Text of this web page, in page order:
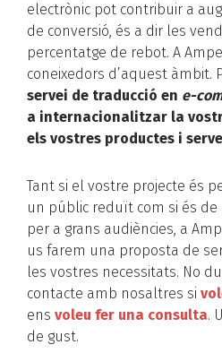
electrònic pot contribuir a
de conversió, és a dir les
percentatge de rebot. A
coneixedors d’aquest àmbit.
servei de traducció en e-
a internacionalitzar la
els vostres productes i
Tant si el vostre projecte és
un públic reduït com si és
per a grans audiències, a
us farem una proposta de
les vostres necessitats. No
contacte amb nosaltres si
ens voleu fer una consulta.
de gust.